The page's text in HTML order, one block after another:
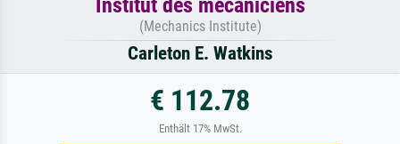
Institut des mécaniciens
(Mechanics Institute)
Carleton E. Watkins
€ 112.78
Enthält 17% MwSt.